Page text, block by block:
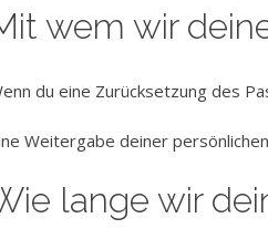
wem wir
du eine Zurücksetzung des
Weitergabe deiner
lange wir